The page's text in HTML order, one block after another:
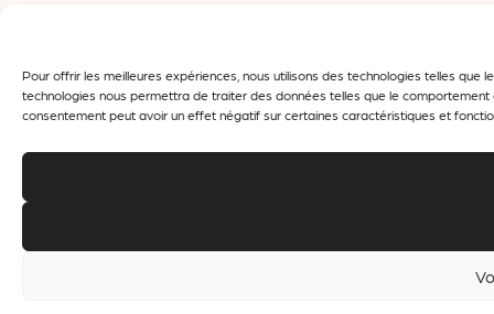
Pour offrir les meilleures expériences, nous utilisons des technologies telles
technologies nous permettra de traiter des données telles que le
consentement peut avoir un effet négatif sur certaines caractéristiques et